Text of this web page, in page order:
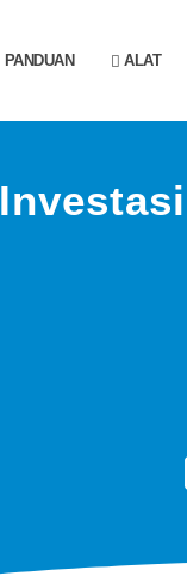
PANDUAN ALAT